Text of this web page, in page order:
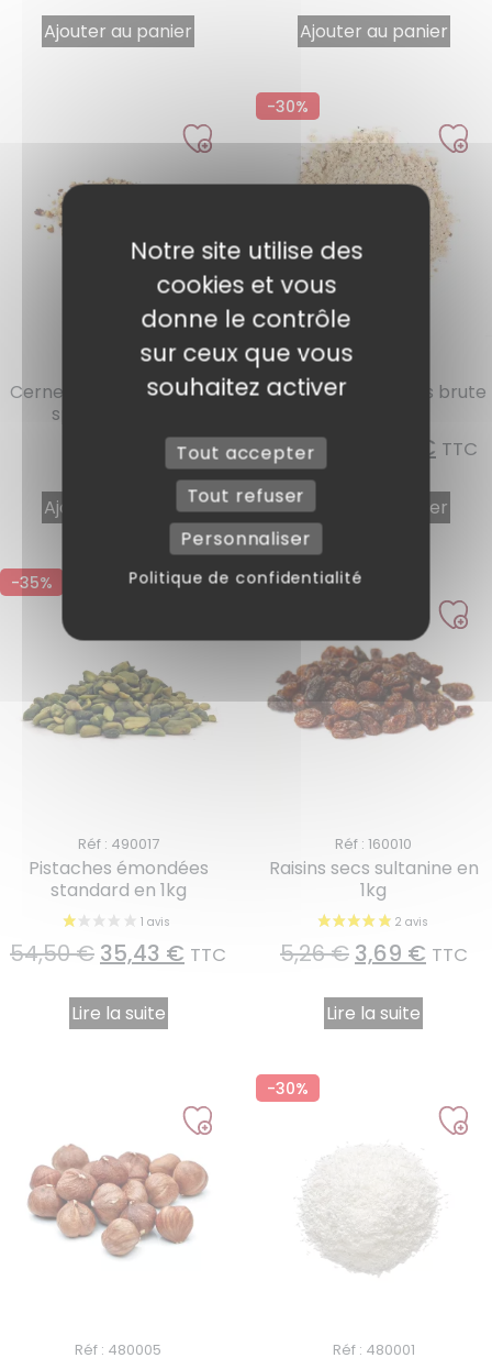
Ajouter au panier Ajouter au panier
Réf : 560002
Cerneaux de noix hachés
spécial pain 1kg
Ajouter au panier
-30%
Réf : 480002
Poudre de noisettes brute
22,88 € TTC
Ajouter au panier
-35%
Réf : 490017
Pistaches émondées
standard en 1kg
54,50€ 35,43 € TTC
Lire la suite
-30%
Réf : 160010
Raisins secs sultanine en
1kg
5,26€ 3,69 € TTC
Lire la suite
Réf : 480005
-30%
Réf : 480001
Notre site utilise des
cookies et vous
donne le contrôle
sur ceux que vous
souhaitez activer
Tout accepter
Tout refuser
Personnaliser
Politique de confidentialité